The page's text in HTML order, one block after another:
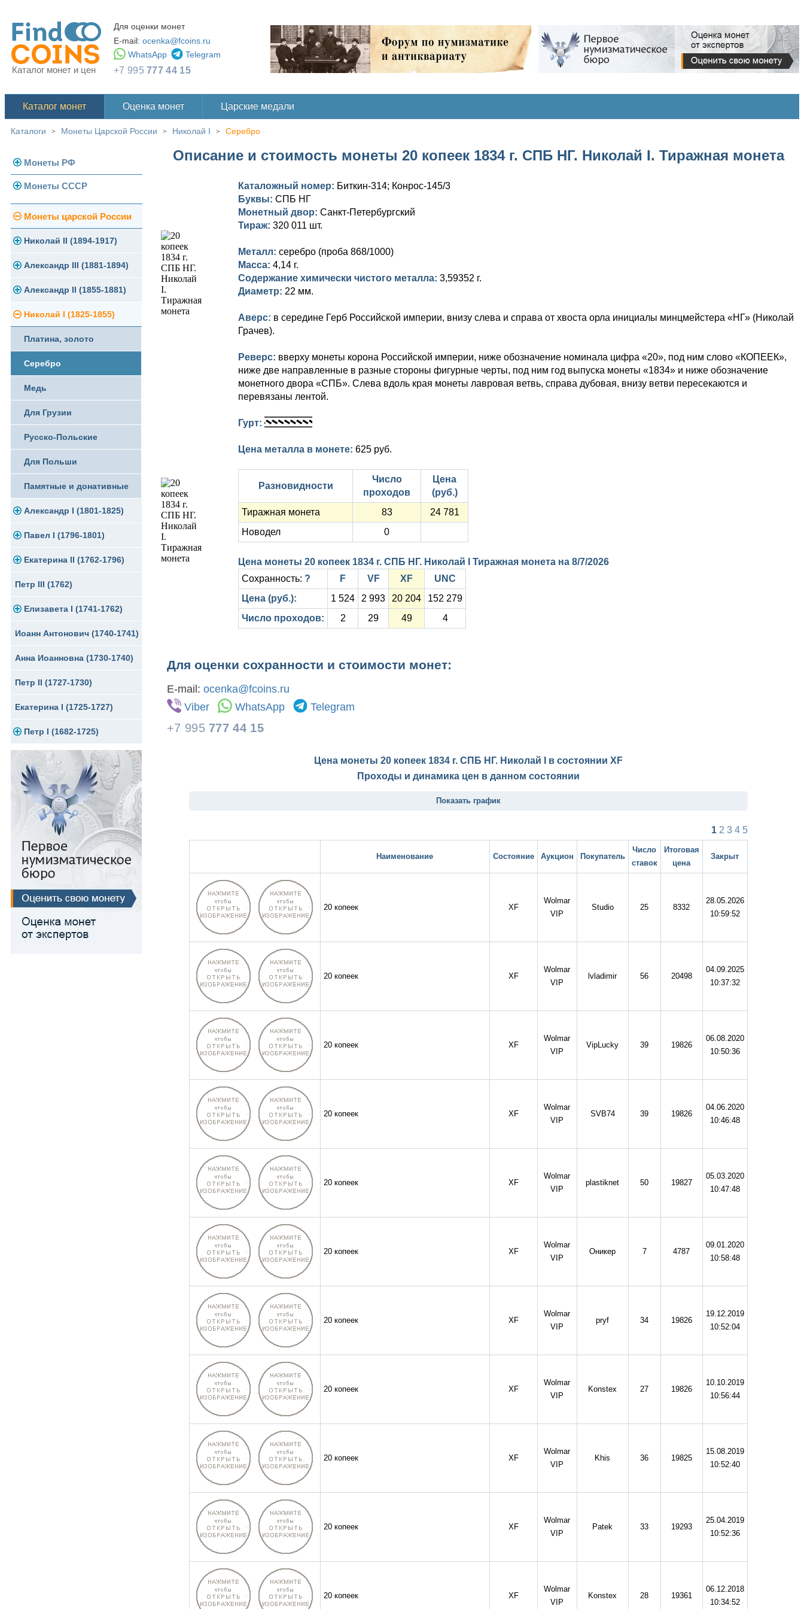
Каталог монет и цен
Для оценки монет
E-mail: ocenka@fcoins.ru
WhatsApp
Telegram
+7 995777 44 15
Каталог монет Оценка монет Царские медали
Каталоги > Монеты Царской России > Николай I > Серебро
Монеты РФ
Современная Россия
Монеты 1991-1993 гг.
Памятные и юбилейные
Монеты СССР
Погодовка СССР
Монеты 1958 года
Золотые червонцы
Памятные и юбилейные
Монеты царской России
Николай II (1894-1917)
Золото
Серебро
Медь
Германская оккупация
Для Финляндии
Памятные и донативные
Александр III (1881-1894)
Золото
Серебро
Медь
Для Финляндии
Памятные и донативные
Александр II (1855-1881)
Золото
Серебро
Медь
Для Финляндии
Памятные и донативные
Николай I (1825-1855)
Платина, золото
Серебро
Медь
Для Грузии
Русско-Польские
Для Польши
Памятные и донативные
Александр I (1801-1825)
Золото
Серебро
Медь
Для Грузии
Для Польши
Павел I (1796-1801)
Золото
Серебро
Медь
Екатерина II (1762-1796)
Золото
Серебро
Медь
Сибирские монеты
Для Молдавии и Валахии
Таврические монеты
Петр III (1762)
Елизавета I (1741-1762)
Золото
Серебро
Медь
Для Пруссии
Ливонезы
Альбертусталер
Иоанн Антонович (1740-1741)
Анна Иоанновна (1730-1740)
Петр II (1727-1730)
Екатерина I (1725-1727)
Петр I (1682-1725)
Золото
Серебро
Медь
Для Речи Посполитой
Описание и стоимость монеты 20 копеек 1834 г. СПБ НГ. Николай I. Тиражная монета
Каталожный номер: Биткин-314; Конрос-145/3
Буквы: СПБ НГ
Монетный двор: Санкт-Петербургский
Тираж: 320 011 шт.
Металл: серебро (проба 868/1000)
Масса: 4,14 г.
Содержание химически чистого металла: 3,59352 г.
Диаметр: 22 мм.
Аверс: в середине Герб Российской империи, внизу слева и справа от хвоста орла инициалы минцмейстера «НГ» (Николай
Грачев).
Реверс: вверху монеты корона Российской империи, ниже обозначение номинала цифра «20», под ним слово «КОПЕЕК»,
ниже две направленные в разные стороны фигурные черты, под ним год выпуска монеты «1834» и ниже обозначение
монетного двора «СПБ». Слева вдоль края монеты лавровая ветвь, справа дубовая, внизу ветви пересекаются и
перевязаны лентой.
Гурт:
Цена металла в монете: 625 руб.
Разновидности
Число
проходов
Цена
(руб.)
Тиражная монета
83
24 781
Новодел
0
Цена монеты 20 копеек 1834 г. СПБ НГ. Николай I Тиражная монета на 8/7/2026
Сохранность: ? F VF XF
UNC
Цена (руб.):
1 524 2 993 20 204
152 279
Число проходов:
2 29 49 4
Для оценки сохранности и стоимости монет:
E-mail: ocenka@fcoins.ru
Viber
WhatsApp Telegram
+7 995 777 44 15
Цена монеты 20 копеек 1834 г. СПБ НГ. Николай I в состоянии XF
Проходы и динамика цен в данном состоянии
Показать график
1 2 3 4 5
Наименование Состояние Аукцион Покупатель
Число
ставок
Итоговая
цена
Закрыт
20 копеек XF
Wolmar
VIP
Studio 25 8332
28.05.2026
10:59:52
20 копеек XF
Wolmar
VIP
lvladimir 56 20498
04.09.2025
10:37:32
20 копеек XF
Wolmar
VIP
VipLucky 39 19826
06.08.2020
10:50:36
20 копеек XF
Wolmar
VIP
SVB74 39 19826
04.06.2020
10:46:48
20 копеек XF
Wolmar
VIP
plastiknet 50 19827
05.03.2020
10:47:48
20 копеек XF
Wolmar
VIP
Оникер 7 4787
09.01.2020
10:58:48
20 копеек XF
Wolmar
VIP
pryf 34 19826
19.12.2019
10:52:04
20 копеек XF
Wolmar
VIP
Konstex 27 19826
10.10.2019
10:56:44
20 копеек XF
Wolmar
VIP
Khis 36 19825
15.08.2019
10:52:40
20 копеек XF
Wolmar
VIP
Patek 33 19293
25.04.2019
10:52:36
20 копеек XF
Wolmar
VIP
Konstex 28 19361
06.12.2018
10:34:52